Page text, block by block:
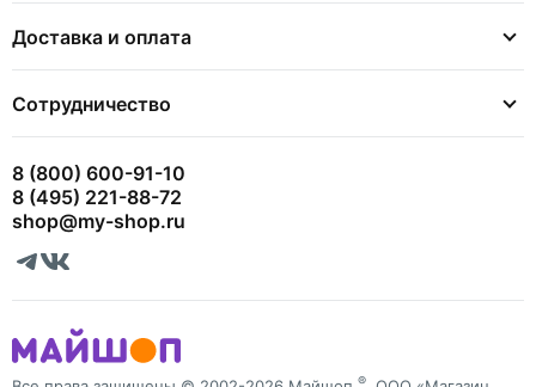
Доставка и оплата
Сотрудничество
8 (800) 600-91-10
8 (495) 221-88-72
shop@my-shop.ru
®